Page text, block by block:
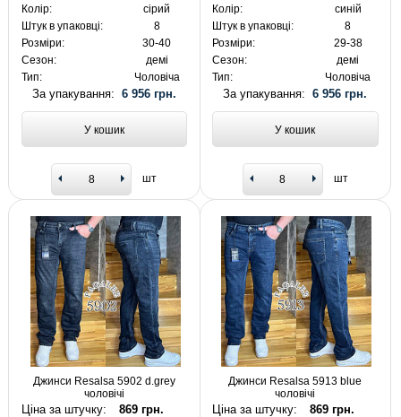
Колір:
сірий
Штук в упаковці:
8
Розміри:
30-40
Сезон:
демі
Тип:
Чоловіча
За упакування: 6 956 грн.
У кошик
шт
Колір:
синій
Штук в упаковці:
8
Розміри:
29-38
Сезон:
демі
Тип:
Чоловіча
За упакування:6 956 грн.
У кошик
шт
Джинси Resalsa 5902 d.grey
чоловічі
Ціна за штучку: 869 грн.
Джинси Resalsa 5913 blue
чоловічі
Ціна за штучку: 869 грн.